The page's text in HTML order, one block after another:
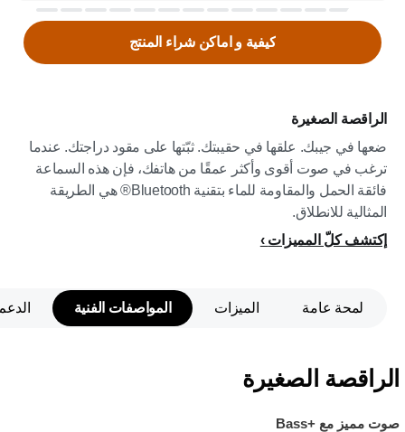
الراقصة الصغيرة
ضعها في جيبك. علقها في حقيبتك. ثبّتها على مقود دراجتك. عندما
ترغب في صوت أقوى وأكثر عمقًا من هاتفك، فإن هذه السماعة
فائقة الحمل والمقاومة للماء بتقنية Bluetooth® هي الطريقة
المثالية للانطلاق.
إكتشف كلّ المميزات
كيفية و اماكن شراء المنتج
لمحة عامة الميزات المواصفات الفنية
الراقصة الصغيرة
صوت مميز مع Bass+‎